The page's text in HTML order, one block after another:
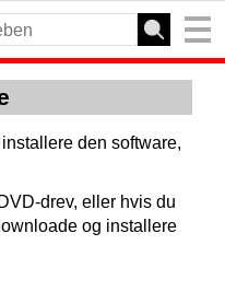
den software,
drev, eller hvis du
og installere